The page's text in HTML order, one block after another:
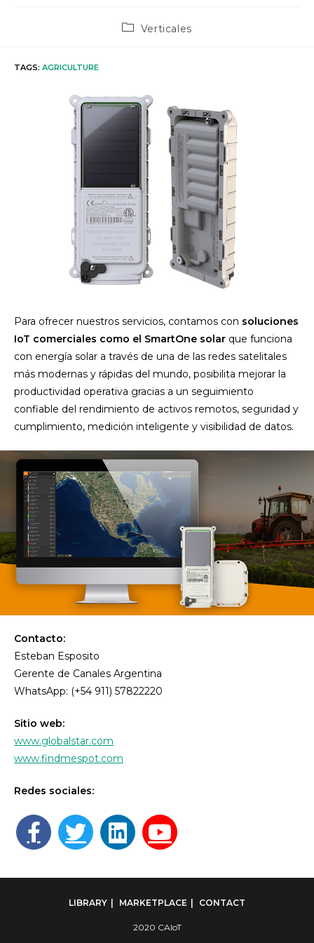
PostVerticales
TAGS: AGRICULTURE
Para ofrecer nuestros servicios, contamos con soluciones
IoT comerciales como el SmartOne solar que funciona
con energía solar a través de una de las redes satelitales
más modernas y rápidas del mundo, posibilita mejorar la
productividad operativa gracias a un seguimiento
confiable del rendimiento de activos remotos, seguridad y
cumplimiento, medición inteligente y visibilidad de datos.
Contacto:
Esteban Esposito
Gerente de Canales Argentina
WhatsApp: (+54 911) 57822220
Sitio web:
www.globalstar.com
www.findmespot.com
Redes sociales:
LIBRARY MARKETPLACE CONTACT
2020 CAIoT